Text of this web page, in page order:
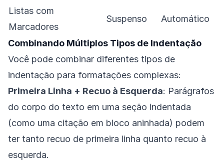
Listas com
Marcadores
Suspenso Automático
Combinando Múltiplos Tipos de Indentação
Você pode combinar diferentes tipos de
indentação para formatações complexas:
Primeira Linha + Recuo à Esquerda: Parágrafos
do corpo do texto em uma seção indentada
(como uma citação em bloco aninhada) podem
ter tanto recuo de primeira linha quanto recuo à
esquerda.